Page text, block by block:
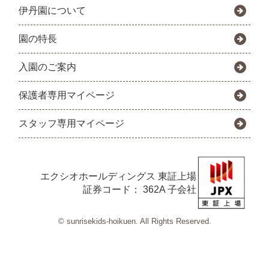
伊丹園について
園の特長
入園のご案内
保護者専用マイページ
スタッフ専用マイページ
エクシオホールディングス 東証上場
証券コード： 362A 子会社
© sunrisekids-hoikuen. All Rights Reserved.